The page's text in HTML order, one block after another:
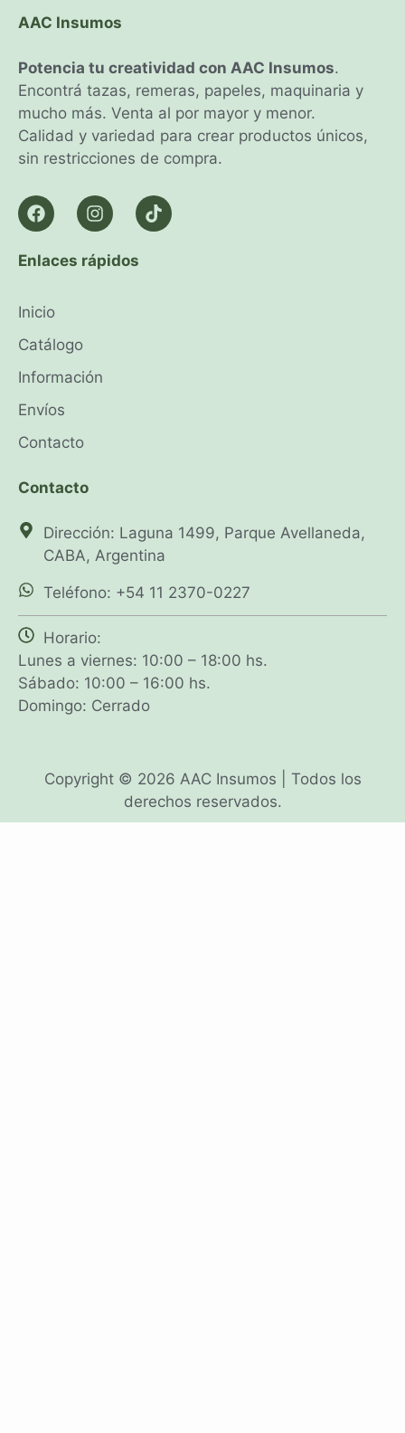
AAC Insumos
Potencia tu creatividad con AAC Insumos.
Encontrá tazas, remeras, papeles, maquinaria y
mucho más. Venta al por mayor y menor.
Calidad y variedad para crear productos únicos,
sin restricciones de compra.
Enlaces rápidos
Inicio
Catálogo
Información
Envíos
Contacto
Contacto
Dirección: Laguna 1499, Parque Avellaneda,
CABA, Argentina
Teléfono: +54 11 2370-0227
Horario:
Lunes a viernes: 10:00 – 18:00 hs.
Sábado: 10:00 – 16:00 hs.
Domingo: Cerrado
Copyright © 2026 AAC Insumos | Todos los
derechos reservados.